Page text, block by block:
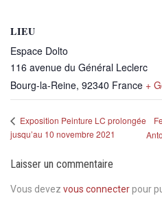
LIEU
Espace Dolto
116 avenue du Général Leclerc
Bourg-la-Reine, 92340 France +
Exposition Peinture LC prolongée
jusqu’au 10 novembre 2021
Laisser un commentaire
Vous devez vous connecterpour